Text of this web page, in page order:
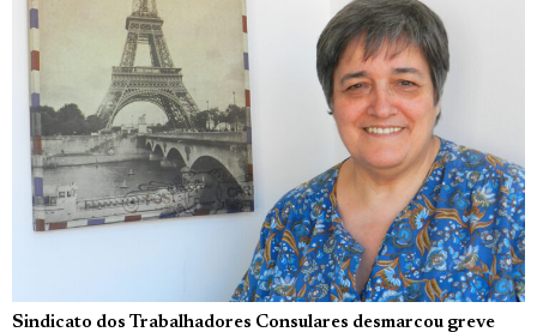
Sindicato dos Trabalhadores Consulares desmarcou greve